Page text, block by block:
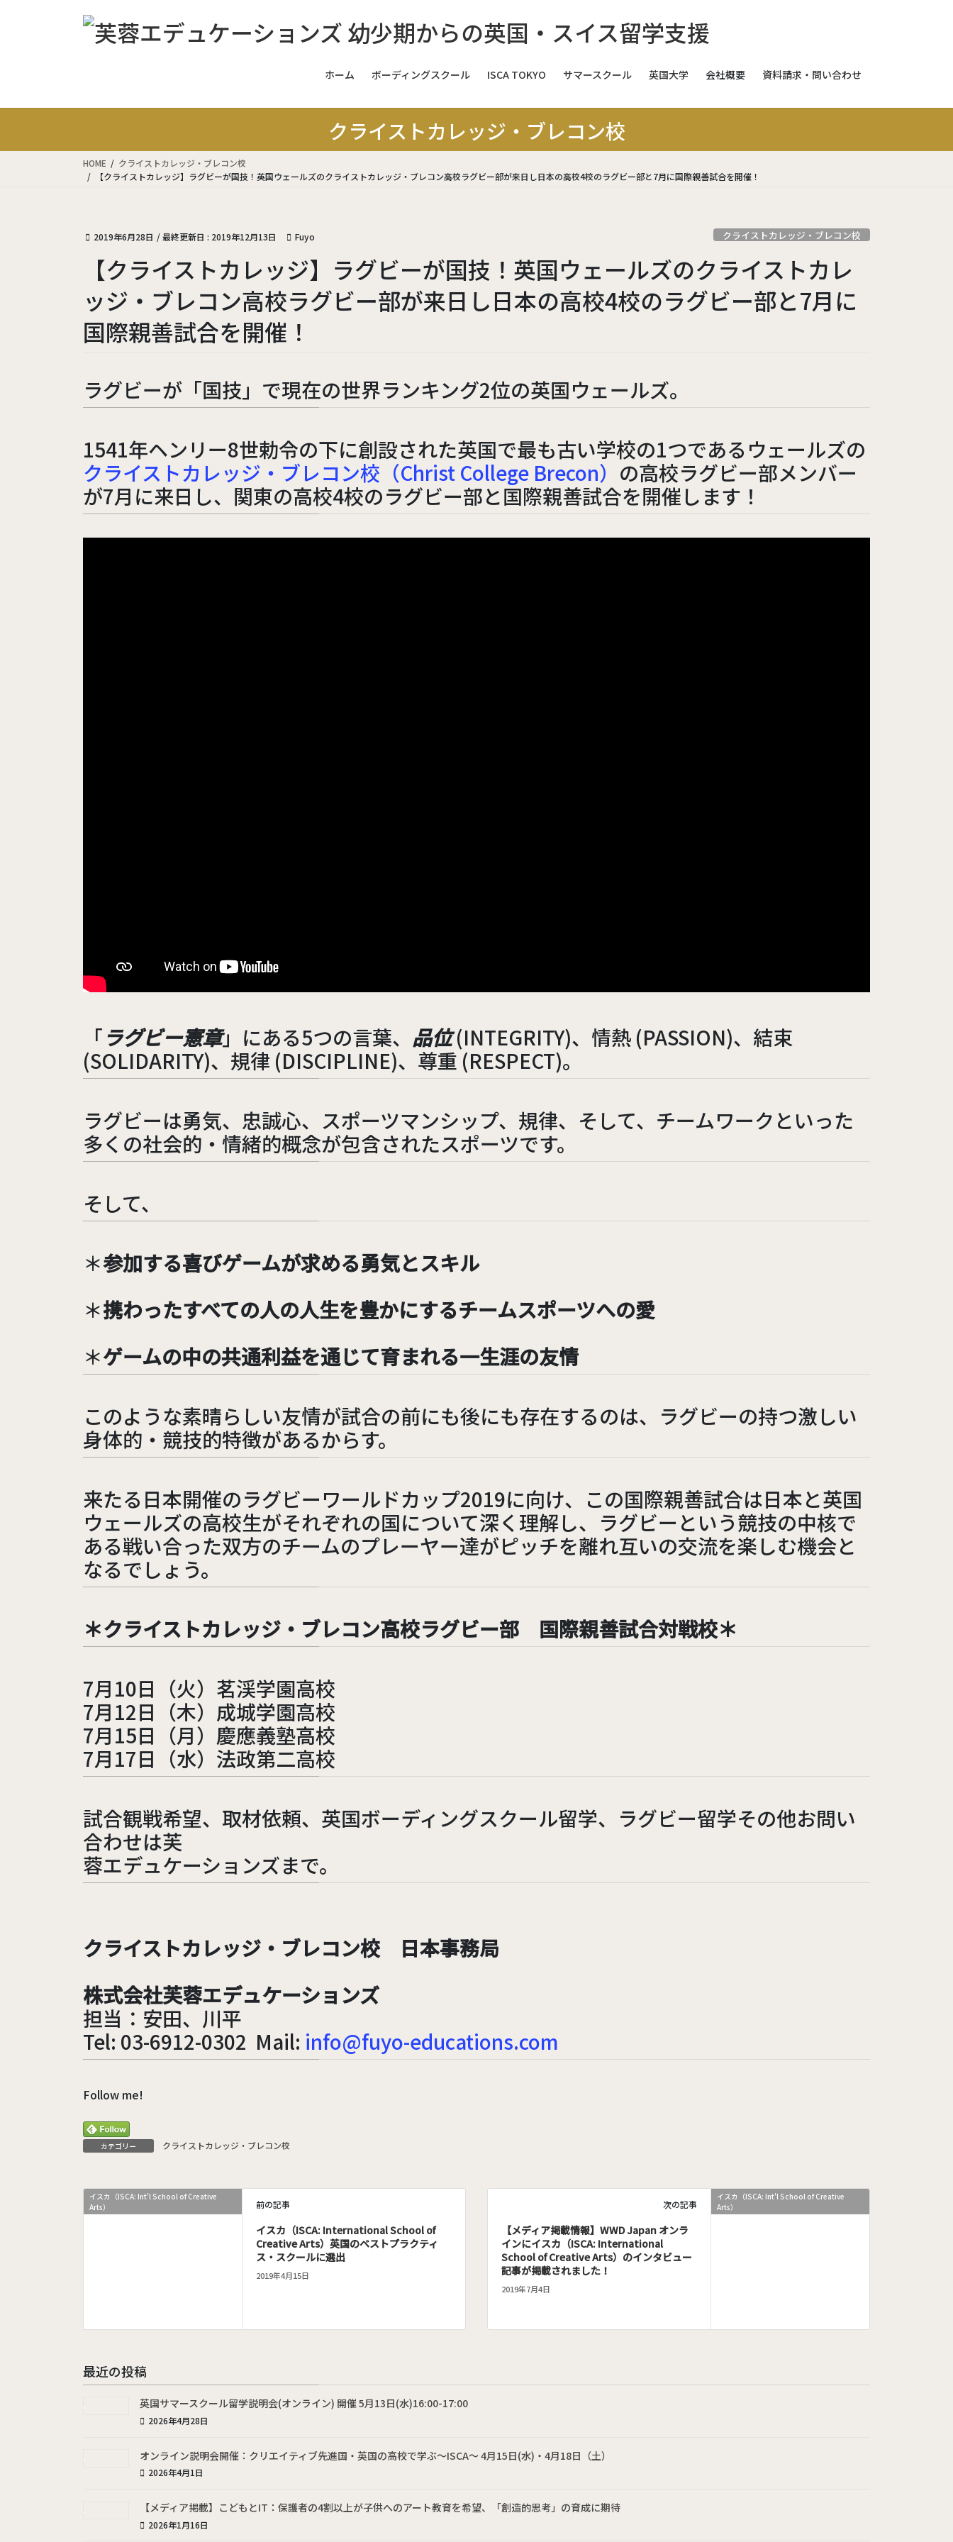
移
ン
ホーム ボーディングスクール
スイス
スイス
スイス
イギリス
ISCA TOKYO サマースクール
スイス
スイス
イギリス
英国大学 会社概要 資料請求・問い合わせ
クライストカレッジ・ブレコン校
HOME
クライストカレッジ・ブレコン校
【クライストカレッジ】ラグビーが国技！英国ウェールズのクライストカレッジ・ブレコン高校ラグビー部が来日し日本の高校4校のラグビー部と7月に国際親善試合を開催！
2019年6月28日 / 最終更新日 : 2019年12月13日 Fuyo クライストカレッジ・ブレコン校
【クライストカレッジ】ラグビーが国技！英国ウェールズのクライストカレ
ッジ・ブレコン高校ラグビー部が来日し日本の高校4校のラグビー部と7月に
国際親善試合を開催！
ラグビーが「国技」で現在の世界ランキング2位の英国ウェールズ。
1541年ヘンリー8世勅令の下に創設された英国で最も古い学校の1つであるウェールズの
クライストカレッジ・ブレコン校（Christ College Brecon） の高校ラグビー部メンバー
が7月に来日し、関東の高校4校のラグビー部と国際親善試合を開催します！
「ラグビー憲章」にある5つの言葉、 品位(INTEGRITY)、情熱 (PASSION)、結束
(SOLIDARITY)、規律 (DISCIPLINE)、尊重 (RESPECT)。
ラグビーは勇気、忠誠心、スポーツマンシップ、規律、そして、チームワークといった
多くの社会的・情緒的概念が包含されたスポーツです。
そして、
＊参加する喜びゲームが求める勇気とスキル
＊携わったすべての人の人生を豊かにするチームスポーツへの愛
＊ゲームの中の共通利益を通じて育まれる一生涯の友情
このような素晴らしい友情が試合の前にも後にも存在するのは、ラグビーの持つ激しい
身体的・競技的特徴があるからす。
来たる日本開催のラグビーワールドカップ2019に向け、この国際親善試合は日本と英国
ウェールズの高校生がそれぞれの国について深く理解し、ラグビーという競技の中核で
ある戦い合った双方のチームのプレーヤー達がピッチを離れ互いの交流を楽しむ機会と
なるでしょう。
＊クライストカレッジ・ブレコン高校ラグビー部 国際親善試合対戦校＊
7月10日（火）茗渓学園高校
7月12日（木）成城学園高校
7月15日（月）慶應義塾高校
7月17日（水）法政第二高校
試合観戦希望、取材依頼、英国ボーディングスクール留学、ラグビー留学その他お問い
合わせは芙
蓉エデュケーションズまで。
クライストカレッジ・ブレコン校 日本事務局
株式会社芙蓉エデュケーションズ
担当：安田、川平
Tel: 03-6912-0302 Mail: info@fuyo-educations.com
Follow me!
カテゴリー クライストカレッジ・ブレコン校
イスカ（ISCA: Int'l School of Creative
Arts）
前の記事
イスカ（ISCA: International School of
Creative Arts）英国のベストプラクティ
ス・スクールに選出
2019年4月15日
イスカ（ISCA: Int'l School of Creative
Arts）
次の記事
【メディア掲載情報】WWD Japan オンラ
インにイスカ（ISCA: International
School of Creative Arts）のインタビュー
記事が掲載されました！
2019年7月4日
最近の投稿
英国サマースクール留学説明会(オンライン) 開催 5月13日(水)16:00-17:00
2026年4月28日
オンライン説明会開催：クリエイティブ先進国・英国の高校で学ぶ～ISCA～ 4月15日(水)・4月18日（土）
2026年4月1日
【メディア掲載】こどもとIT：保護者の4割以上が子供へのアート教育を希望、「創造的思考」の育成に期待
2026年1月16日